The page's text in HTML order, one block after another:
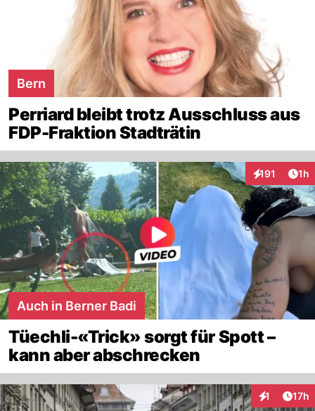
Bern
Perriard bleibt trotz Ausschluss aus
FDP-Fraktion Stadträtin
191
Interaktionen
1h
Auch in Berner Badi
Tüechli-«Trick» sorgt für Spott –
kann aber abschrecken
1 17h